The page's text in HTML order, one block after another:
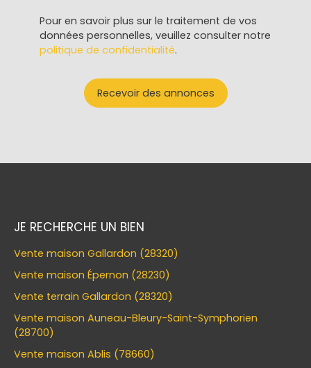
Pour en savoir plus sur le traitement de vos
données personnelles, veuillez consulter notre
politique de confidentialité.
Recevoir des annonces
JE RECHERCHE UN BIEN
Vente maison Gallardon (28320)
Vente maison Épernon (28230)
Vente terrain Gallardon (28320)
Vente maison Auneau-Bleury-Saint-Symphorien
(28700)
Vente maison Ablis (78660)